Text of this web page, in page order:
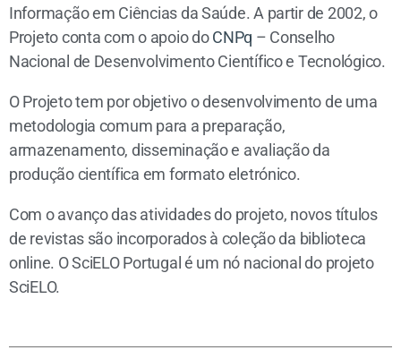
Informação em Ciências da Saúde. A partir de 2002, o
Projeto conta com o apoio doCNPq – Conselho
Nacional de Desenvolvimento Científico e Tecnológico.
O Projeto tem por objetivo o desenvolvimento de uma
metodologia comum para a preparação,
armazenamento, disseminação e avaliação da
produção científica em formato eletrónico.
Com o avanço das atividades do projeto, novos títulos
de revistas são incorporados à coleção da biblioteca
online. O SciELO Portugal é um nó nacional do projeto
SciELO.